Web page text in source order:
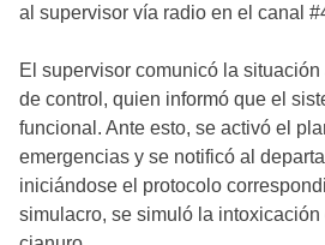
al supervisor vía radio en el canal
El supervisor comunicó la
de control, quien informó que el
funcional. Ante esto, se activó el
emergencias y se notificó al
iniciándose el protocolo
simulacro, se simuló la